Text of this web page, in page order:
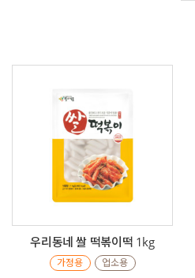
우리동네 쌀 떡볶이떡 1kg
가정용 업소용